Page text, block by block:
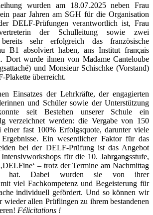
wurden am 18.07.2025 neben Frau
paar Jahren am SGH für die Organisation
DELF-Prüfungen verantwortlich ist, Frau
der Schulleitung sowie zwei
sehr erfolgreich das französische
B1 absolviert haben, ans Institut français
Dort wurde ihnen von Madame Canteloube
und Monsieur Schischke (Vorstand)
Plakette überreicht.
Einsatzes der Lehrkräfte, der engagierten
und Schüler sowie der Unterstützung
seit Bestehen unserer Schule ein
verzeichnet werden: die Vergabe von 150
fast 100% Erfolgsquote, darunter viele
Ein wesentlicher Faktor für das
bei der DELF-Prüfung ist das Angebot
für die 10. Jahrgangsstufe,
– trotz der Termine am Nachmittag
hat. Dabei wurden sie von ihrer
viel Fachkompetenz und Begeisterung für
individuell gefördert. Und so können wir
wieder allen Prüflingen zu ihrem bestandenen
Félicitations !